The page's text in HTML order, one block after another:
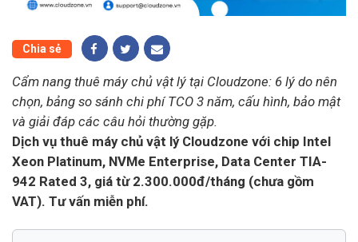
Chia sẻ
Cẩm nang thuê máy chủ vật lý tại Cloudzone: 6 lý do nên
chọn, bảng so sánh chi phí TCO 3 năm, cấu hình, bảo mật
và giải đáp các câu hỏi thường gặp.
Dịch vụ thuê máy chủ vật lý Cloudzone với chip Intel
Xeon Platinum, NVMe Enterprise, Data Center TIA-
942 Rated 3, giá từ 2.300.000đ/tháng (chưa gồm
VAT). Tư vấn miễn phí.